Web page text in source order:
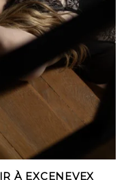
À EXCENEVEX